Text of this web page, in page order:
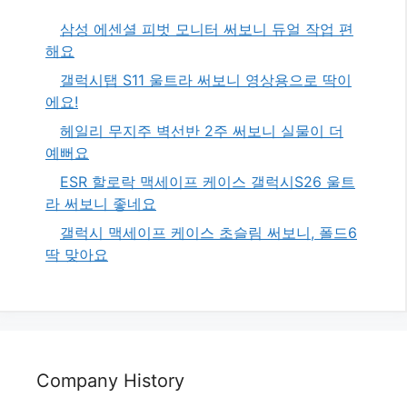
삼성 에센셜 피벗 모니터 써보니 듀얼 작업 편
해요
갤럭시탭 S11 울트라 써보니 영상용으로 딱이
에요!
헤일리 무지주 벽선반 2주 써보니 실물이 더
예뻐요
ESR 할로락 맥세이프 케이스 갤럭시S26 울트
라 써보니 좋네요
갤럭시 맥세이프 케이스 초슬림 써보니, 폴드6
딱 맞아요
Company History